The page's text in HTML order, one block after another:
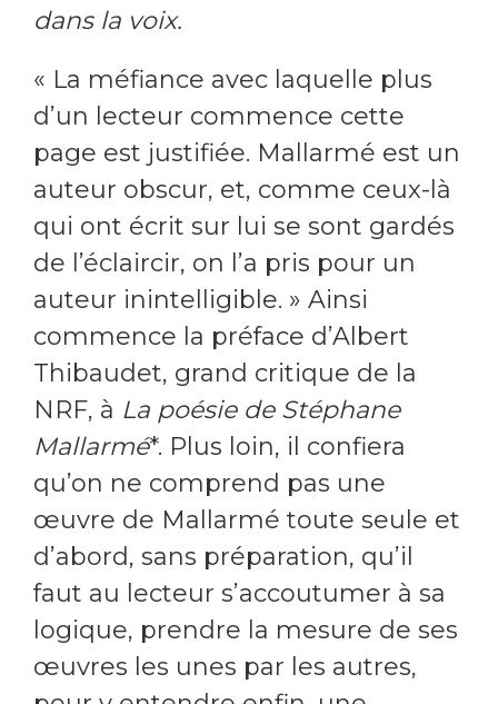
dans la voix.
« La méfiance avec laquelle plus
d’un lecteur commence cette
page est justifiée. Mallarmé est un
auteur obscur, et, comme ceux-là
qui ont écrit sur lui se sont gardés
de l’éclaircir, on l’a pris pour un
auteur inintelligible. » Ainsi
commence la préface d’Albert
Thibaudet, grand critique de la
NRF, à La poésie de Stéphane
Mallarmé*. Plus loin, il confiera
qu’on ne comprend pas une
œuvre de Mallarmé toute seule et
d’abord, sans préparation, qu’il
faut au lecteur s’accoutumer à sa
logique, prendre la mesure de ses
œuvres les unes par les autres,